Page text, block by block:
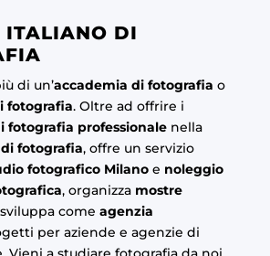
ITALIANO DI
di un’accademia di fotografia o
fotografia. Oltre ad offrire i
fotografia professionalenella
fotografia, offre un servizio
fotografico Milano e noleggio
, organizza mostre
come agenzia
per aziende e agenzie di